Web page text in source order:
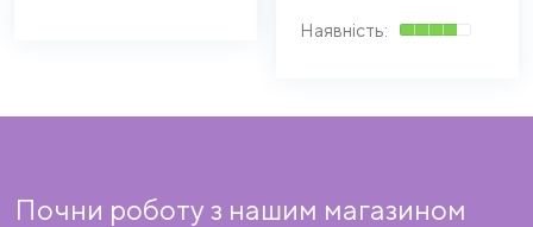
Почни роботу з нашим магазином